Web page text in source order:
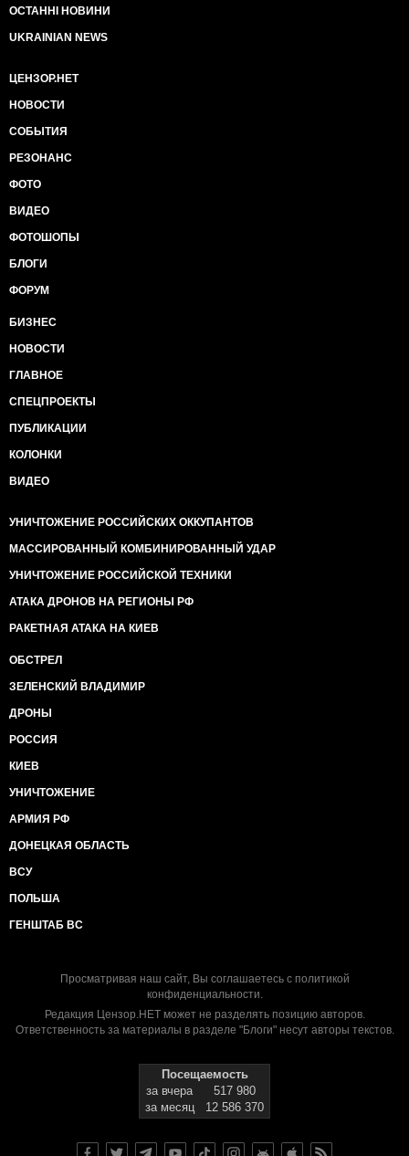
ОСТАННІ НОВИНИ
UKRAINIAN NEWS
ЦЕНЗОР.НЕТ
НОВОСТИ
СОБЫТИЯ
РЕЗОНАНС
ФОТО
ВИДЕО
ФОТОШОПЫ
БЛОГИ
ФОРУМ
БИЗНЕС
НОВОСТИ
ГЛАВНОЕ
СПЕЦПРОЕКТЫ
ПУБЛИКАЦИИ
КОЛОНКИ
ВИДЕО
УНИЧТОЖЕНИЕ РОССИЙСКИХ ОККУПАНТОВ
МАССИРОВАННЫЙ КОМБИНИРОВАННЫЙ УДАР
УНИЧТОЖЕНИЕ РОССИЙСКОЙ ТЕХНИКИ
АТАКА ДРОНОВ НА РЕГИОНЫ РФ
РАКЕТНАЯ АТАКА НА КИЕВ
ОБСТРЕЛ
ЗЕЛЕНСКИЙ ВЛАДИМИР
ДРОНЫ
РОССИЯ
КИЕВ
УНИЧТОЖЕНИЕ
АРМИЯ РФ
ДОНЕЦКАЯ ОБЛАСТЬ
ВСУ
ПОЛЬША
ГЕНШТАБ ВС
Просматривая наш сайт, Вы соглашаетесь с политикой
конфиденциальности.
Редакция Цензор.НЕТ может не разделять позицию авторов.
Ответственность за материалы в разделе "Блоги" несут авторы текстов.
Посещаемость
за вчера
517 980
за месяц
12 586 370